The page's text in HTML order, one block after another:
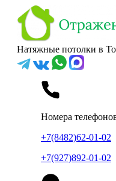
Натяжные потолки в
Номера
+7(8482)62-01-02
+7(927)892-01-02